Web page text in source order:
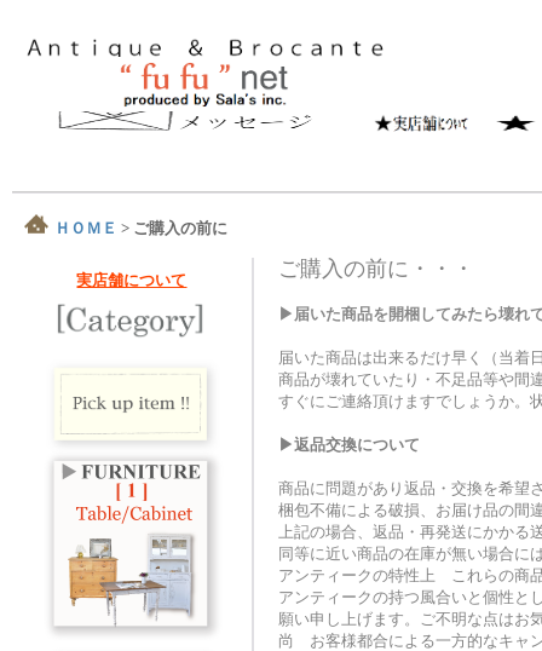
ＨＯＭＥ > ご購入の前に
実店舗について ご購入の前に・・・
▶届いた商品を開梱してみたら壊れ
届いた商品は出来るだけ早く（当着
商品が壊れていたり・不足品等や間
すぐにご連絡頂けますでしょうか。
▶返品交換について
商品に問題があり返品・交換を希望
梱包不備による破損、お届け品の間
上記の場合、返品・再発送にかかる
同等に近い商品の在庫が無い場合に
アンティークの特性上 これらの商
アンティークの持つ風合いと個性と
願い申し上げます。ご不明な点はお
尚 お客様都合による一方的なキャ